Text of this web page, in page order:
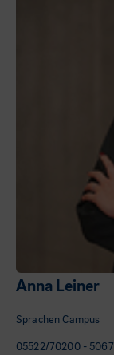
Anna Leiner
Sprachen Campus
05522/70200 - 5067